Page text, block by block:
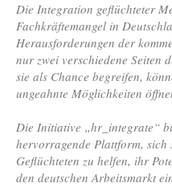
Die Integration geflüchteter
Fachkräftemangel in
Herausforderungen der
nur zwei verschiedene Seiten
sie als Chance begreifen,
ungeahnte Möglichkeiten
Die Initiative „hr_integrate“
hervorragende Plattform, sich
Geflüchteten zu helfen, ihr
den deutschen Arbeitsmarkt